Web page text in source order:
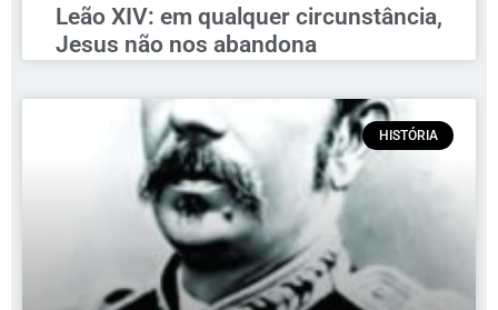
Leão XIV: em qualquer circunstância,
Jesus não nos abandona
HISTÓRIA